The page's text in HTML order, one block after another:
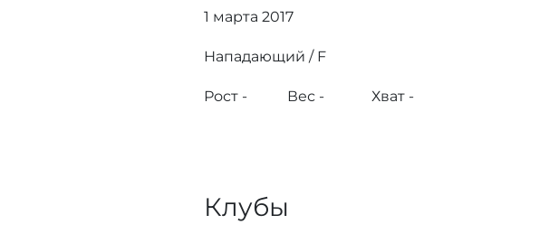
1 марта 2017
Нападающий / F
Рост - Вес - Хват -
Клубы